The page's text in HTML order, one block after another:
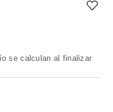
se calculan al finalizar